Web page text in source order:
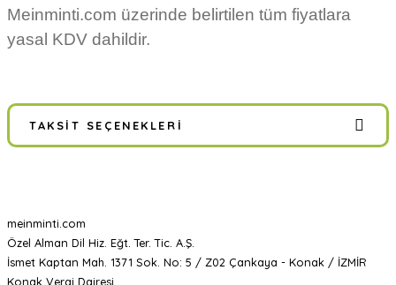
Meinminti.com üzerinde belirtilen tüm fiyatlara
yasal KDV dahildir.
TAKSIT SEÇENEKLERI
meinminti.com
Özel Alman Dil Hiz. Eğt. Ter. Tic. A.Ş.
İsmet Kaptan Mah. 1371 Sok. No: 5 / Z02 Çankaya - Konak / İZMİR
Konak Vergi Dairesi